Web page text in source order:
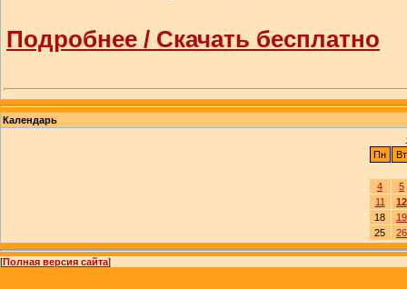
Подробнее / Скачать бесплатно
Календарь
Пн
Вт
4
5
11
12
18
19
25
26
[Полная версия сайта]